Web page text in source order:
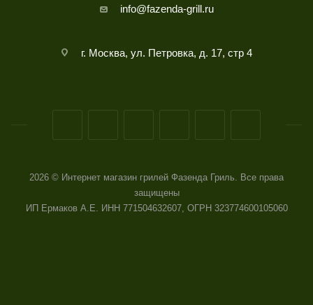
info@fazenda-grill.ru
г. Москва, ул. Петровка, д. 17, стр 4
2026 © Интернет магазин грилей Фазенда Гриль. Все права
защищены
ИП Ермаков А.Е. ИНН 771504632607, ОГРН 323774600105060